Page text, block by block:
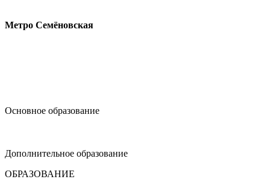
Метро Семёновская
Основное образование
Дополнительное образование
ОБРАЗОВАНИЕ